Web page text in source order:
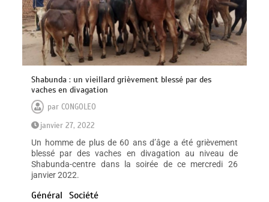
Shabunda : un vieillard grièvement blessé par des
vaches en divagation
parCONGOLEO
janvier 27, 2022
Un homme de plus de 60 ans d’âge a été grièvement
blessé par des vaches en divagation au niveau de
Shabunda-centre dans la soirée de ce mercredi 26
janvier 2022.
Général Société